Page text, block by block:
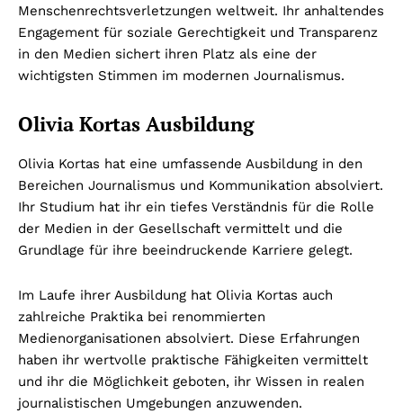
Menschenrechtsverletzungen weltweit. Ihr anhaltendes
Engagement für soziale Gerechtigkeit und Transparenz
in den Medien sichert ihren Platz als eine der
wichtigsten Stimmen im modernen Journalismus.
Olivia Kortas Ausbildung
Olivia Kortas hat eine umfassende Ausbildung in den
Bereichen Journalismus und Kommunikation absolviert.
Ihr Studium hat ihr ein tiefes Verständnis für die Rolle
der Medien in der Gesellschaft vermittelt und die
Grundlage für ihre beeindruckende Karriere gelegt.
Im Laufe ihrer Ausbildung hat Olivia Kortas auch
zahlreiche Praktika bei renommierten
Medienorganisationen absolviert. Diese Erfahrungen
haben ihr wertvolle praktische Fähigkeiten vermittelt
und ihr die Möglichkeit geboten, ihr Wissen in realen
journalistischen Umgebungen anzuwenden.